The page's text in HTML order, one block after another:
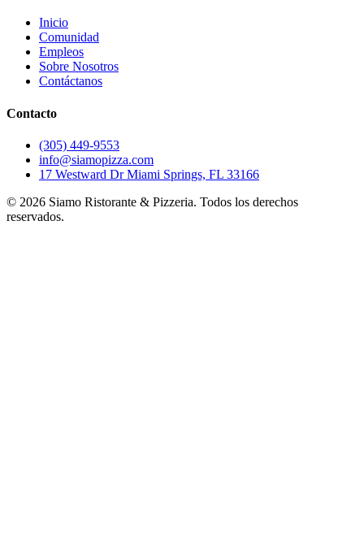
Inicio
Comunidad
Empleos
Sobre Nosotros
Contáctanos
Contacto
(305) 449-9553
info@siamopizza.com
17 Westward Dr Miami Springs, FL 33166
© 2026 Siamo Ristorante & Pizzeria. Todos los derechos
reservados.